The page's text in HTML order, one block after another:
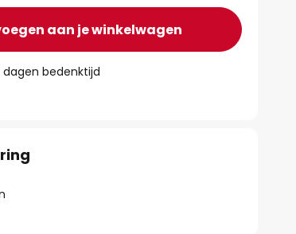
aan je winkelwagen
bedenktijd